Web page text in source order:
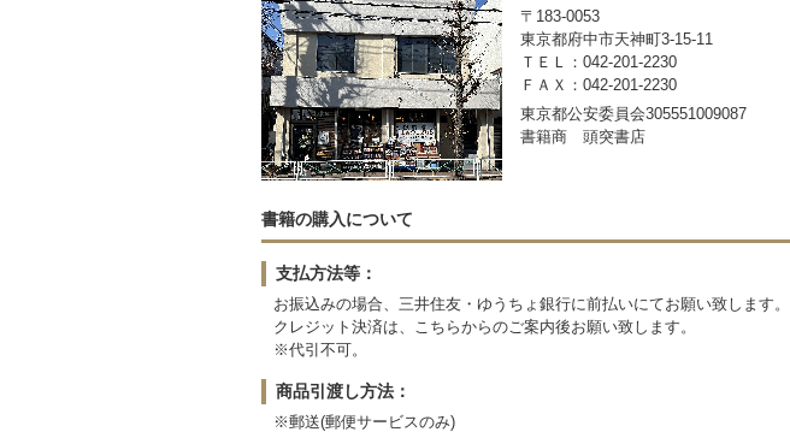
〒183-0053
東京都府中市天神町3-15-11
ＴＥＬ：042-201-2230
ＦＡＸ：042-201-2230
東京都公安委員会305551009087
書籍商 頭突書店
書籍の購入について
支払方法等：
お振込みの場合、三井住友・ゆうちょ銀行に前払いにてお願い致します。
クレジット決済は、こちらからのご案内後お願い致します。
※代引不可。
商品引渡し方法：
※郵送(郵便サービスのみ)